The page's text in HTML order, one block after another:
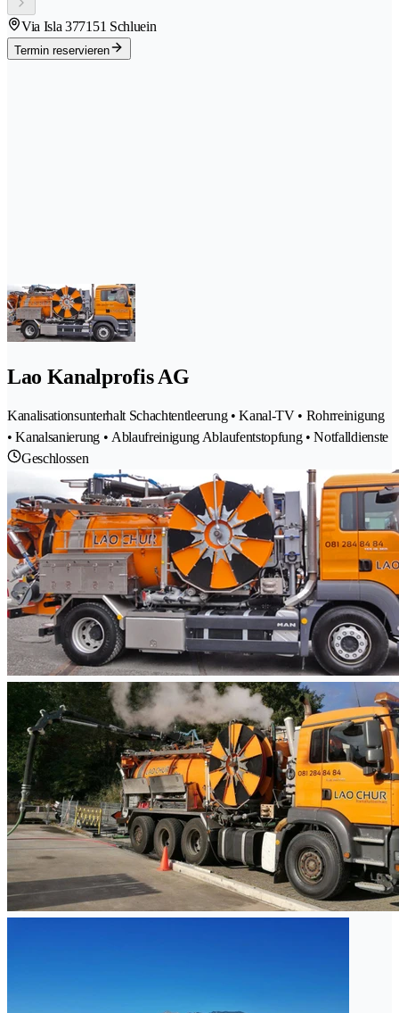
Via Isla 377151 Schluein
Termin reservieren
Lao Kanalprofis AG
Kanalisationsunterhalt Schachtentleerung • Kanal-TV • Rohrreinigung
• Kanalsanierung • Ablaufreinigung Ablaufentstopfung • Notfalldienste
Geschlossen